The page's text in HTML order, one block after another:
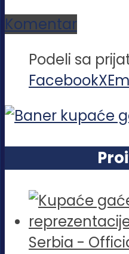
Komentar
Podeli sa
FacebookX
Serbia -